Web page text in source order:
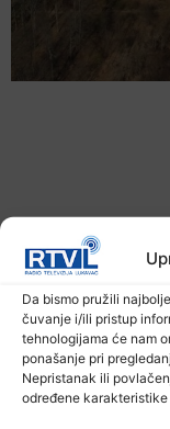
Da bismo pružili
čuvanje i/ili pristup
tehnologijama će nam
ponašanje pri
Nepristanak ili
određene
U TK povećan
7. Augusta 2026.